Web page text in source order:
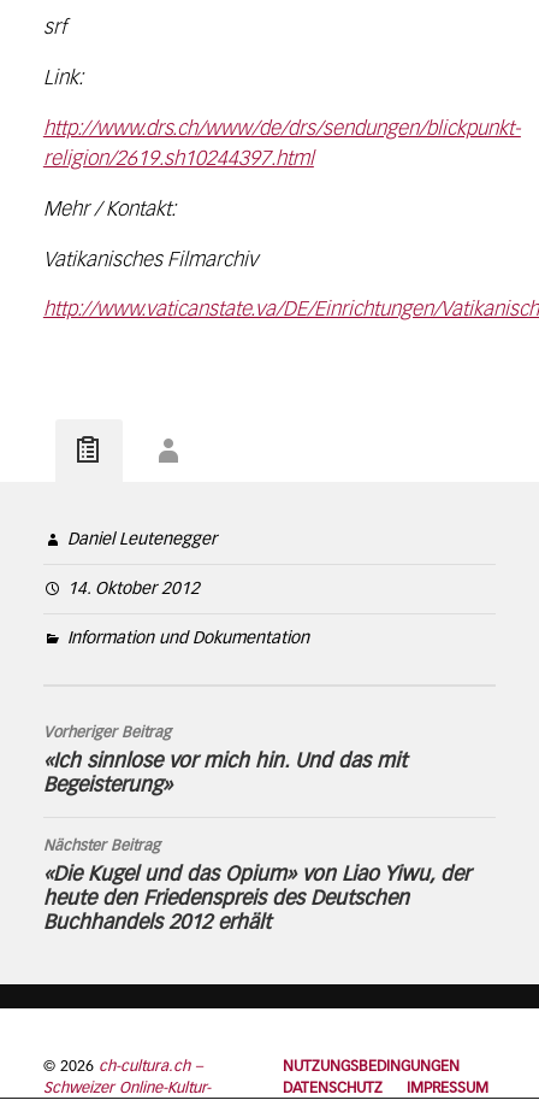
srf
Link:
http://www.drs.ch/www/de/drs/sendungen/blickpunkt-
religion/2619.sh10244397.html
Mehr / Kontakt:
Vatikanisches Filmarchiv
http://www.vaticanstate.va/DE/Einrichtungen/
Daniel Leutenegger
14. Oktober 2012
Information und Dokumentation
Vorheriger Beitrag
«Ich sinnlose vor mich hin. Und das mit
Begeisterung»
Nächster Beitrag
«Die Kugel und das Opium» von Liao Yiwu, der
heute den Friedenspreis des Deutschen
Buchhandels 2012 erhält
© 2026 ch-cultura.ch –
Schweizer Online-Kultur-
NUTZUNGSBEDINGUNGEN
DATENSCHUTZ
IMPRESSUM